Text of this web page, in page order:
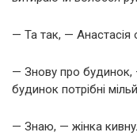
— Та так, —
— Знову про будинок,
будинок потрібні
— Знаю, — жінка